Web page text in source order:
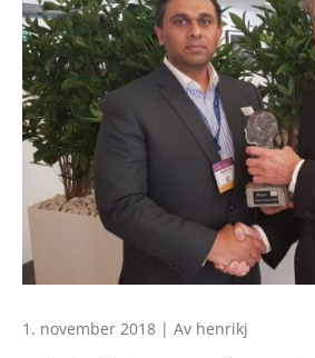
1. november 2018 | Av henrikj